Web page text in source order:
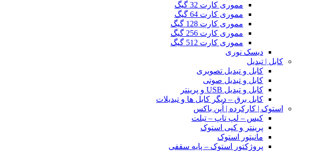
مموری کارت 32 گیگ
مموری کارت 64 گیگ
مموری کارت 128 گیگ
مموری کارت 256 گیگ
مموری کارت 512 گیگ
دیسک نوری
کابل | تبدیل
کابل و تبدیل تصویری
کابل و تبدیل صوتی
کابل و تبدیل USB و پرینتر
کابل برق – دیگر کابل ها و تبدیلات
استوک | کارکرده | اُپن باکس
کیس – لپ تاپ – تبلت
پرینتر و کپی استوک
مانیتور استوک
پروژکتور استوک – پایه سقفی